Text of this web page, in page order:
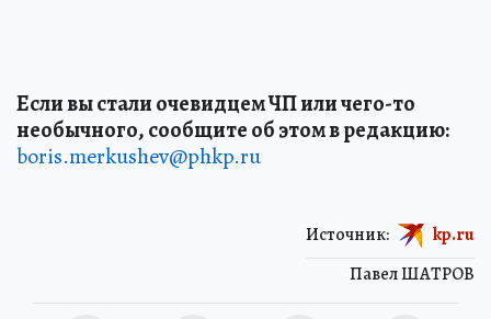
Если вы стали очевидцем ЧП или чего-то
необычного, сообщите об этом в редакцию:
boris.merkushev@phkp.ru
Павел ШАТРОВ
Источник: kp.ru